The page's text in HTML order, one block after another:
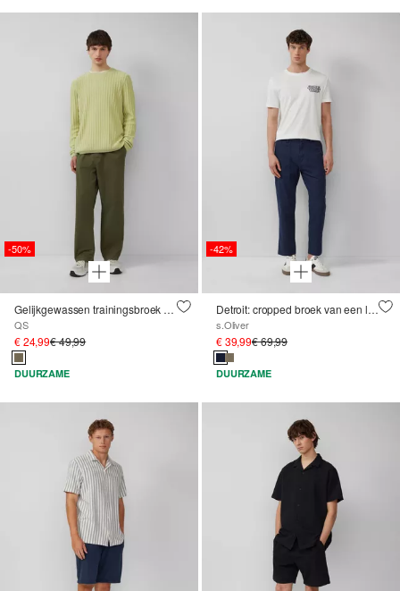
-50%
Gelijkgewassen trainingsbroek van katoenen keperstof
QS
€ 24,99€ 49,99
DUURZAME
-42%
Detroit: cropped broek van een linnenmix in een relaxed fit
s.Oliver
€ 39,99€ 69,99
DUURZAME